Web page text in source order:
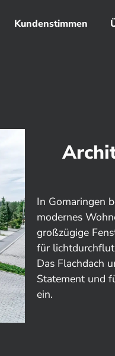
Kundenstimmen
In Gomaringen
modernes
großzügige
für
Das Flachdach
Statement und
ein.